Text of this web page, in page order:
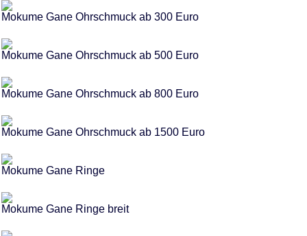
Mokume Gane Ohrschmuck ab 300 Euro
Mokume Gane Ohrschmuck ab 500 Euro
Mokume Gane Ohrschmuck ab 800 Euro
Mokume Gane Ohrschmuck ab 1500 Euro
Mokume Gane Ringe
Mokume Gane Ringe breit